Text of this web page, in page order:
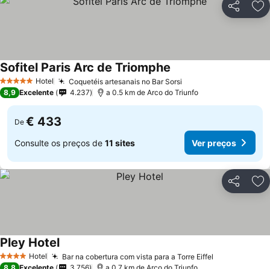
Partilhar
5 Estrelas Hotel Coquetéis artesanais no Bar Sorsi
Sofitel Paris Arc de Triomphe
8,9 Excelente 4.237 a 0.5 km de Arco do Triunfo
De € 433
Consulte os preços de 11 sites Ver preços
Partilhar
4 EstrelasHotel Bar na cobertura com vista para a Torre Eiffel
Pley Hotel